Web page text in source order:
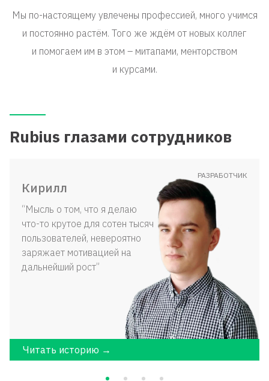
Мы по-настоящему увлечены профессией, много учимся
и постоянно растём. Того же ждём от новых коллег
и помогаем им в этом – митапами, менторством
и курсами.
Rubius глазами сотрудников
РАЗРАБОТЧИК
Кирилл
Мысль о том, что я делаю
что-то крутое для сотен тысяч
пользователей, невероятно
заряжает мотивацией на
дальнейший рост
Читать историю →